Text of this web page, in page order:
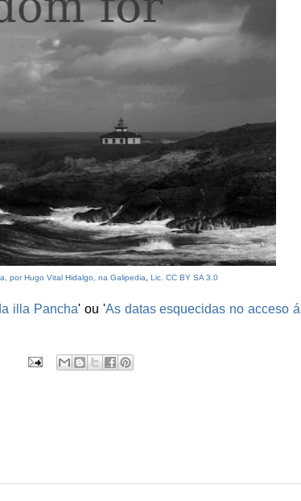
por Hugo Vital Hidalgo, na Galipedia Lic. CC BY SA 3.0
illa Pancha' ou 'As datas esquecidas no acceso á